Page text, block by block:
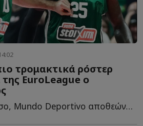
τρομακτικά ρόστερ
EuroLeague ο
Το ισπανικό Μέσο, Mundo Deportivo αποθεώνει το ρόστερ του «...